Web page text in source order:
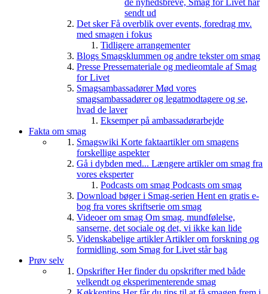
de nyhedsbreve, Smag for Livet har
sendt ud
Det skerFå overblik over events, foredrag mv.
med smagen i fokus
Tidligere arrangementer
Blogs Smagsklummen og andre tekster om smag
Presse Pressemateriale og medieomtale af Smag
for Livet
SmagsambassadørerMød vores
smagsambassadører og legatmodtagere og se,
hvad de laver
Eksemper på ambassadørarbejde
Fakta om smag
Smagswiki Korte faktaartikler om smagens
forskellige aspekter
Gå i dybden med... Længere artikler om smag fra
vores eksperter
Podcasts om smag Podcasts om smag
Download bøger i Smag-serien Hent en gratis e-
bog fra vores skriftserie om smag
Videoer om smag Om smag, mundfølelse,
sanserne, det sociale og det, vi ikke kan lide
Videnskabelige artiklerArtikler om forskning og
formidling, som Smag for Livet står bag
Prøv selv
OpskrifterHer finder du opskrifter med både
velkendt og eksperimenterende smag